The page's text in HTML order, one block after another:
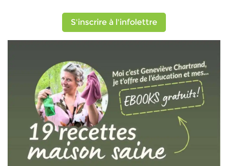
S'inscrire à l'infolettre